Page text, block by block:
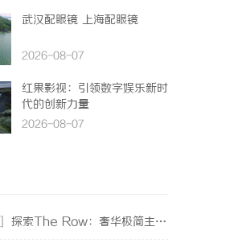
武汉配眼镜 上海配眼镜
2026-08-07
红果影视：引领数字娱乐新时
代的创新力量
2026-08-07
探索The Row：奢华极简主义时尚品牌的崛起与魅力解析